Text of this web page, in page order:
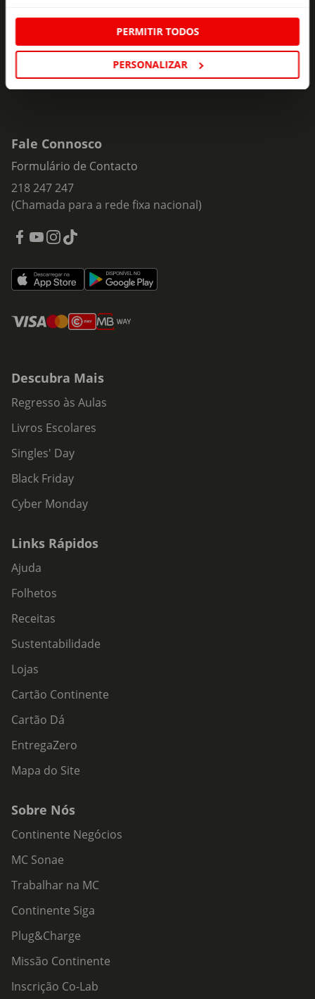
PERMITIR TODOS
PERSONALIZAR
Insira o seu e-
Fale Connosco
Formulário de Contacto
218 247 247
(Chamada para a rede fixa nacional)
Descubra Mais
Regresso às Aulas
Livros Escolares
Singles' Day
Black Friday
Cyber Monday
Links Rápidos
Ajuda
Folhetos
Receitas
Sustentabilidade
Lojas
Cartão Continente
Cartão Dá
EntregaZero
Mapa do Site
Sobre Nós
Continente Negócios
MC Sonae
Trabalhar na MC
Continente Siga
Plug&Charge
Missão Continente
Inscrição Co-Lab